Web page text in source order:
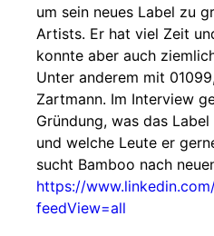
um sein neues Label zu
Artists. Er hat viel Zeit
konnte aber auch
Unter anderem mit
Zartmann. Im Interview
Gründung, was das
und welche Leute er
sucht Bamboo nach
https://
feedView=all